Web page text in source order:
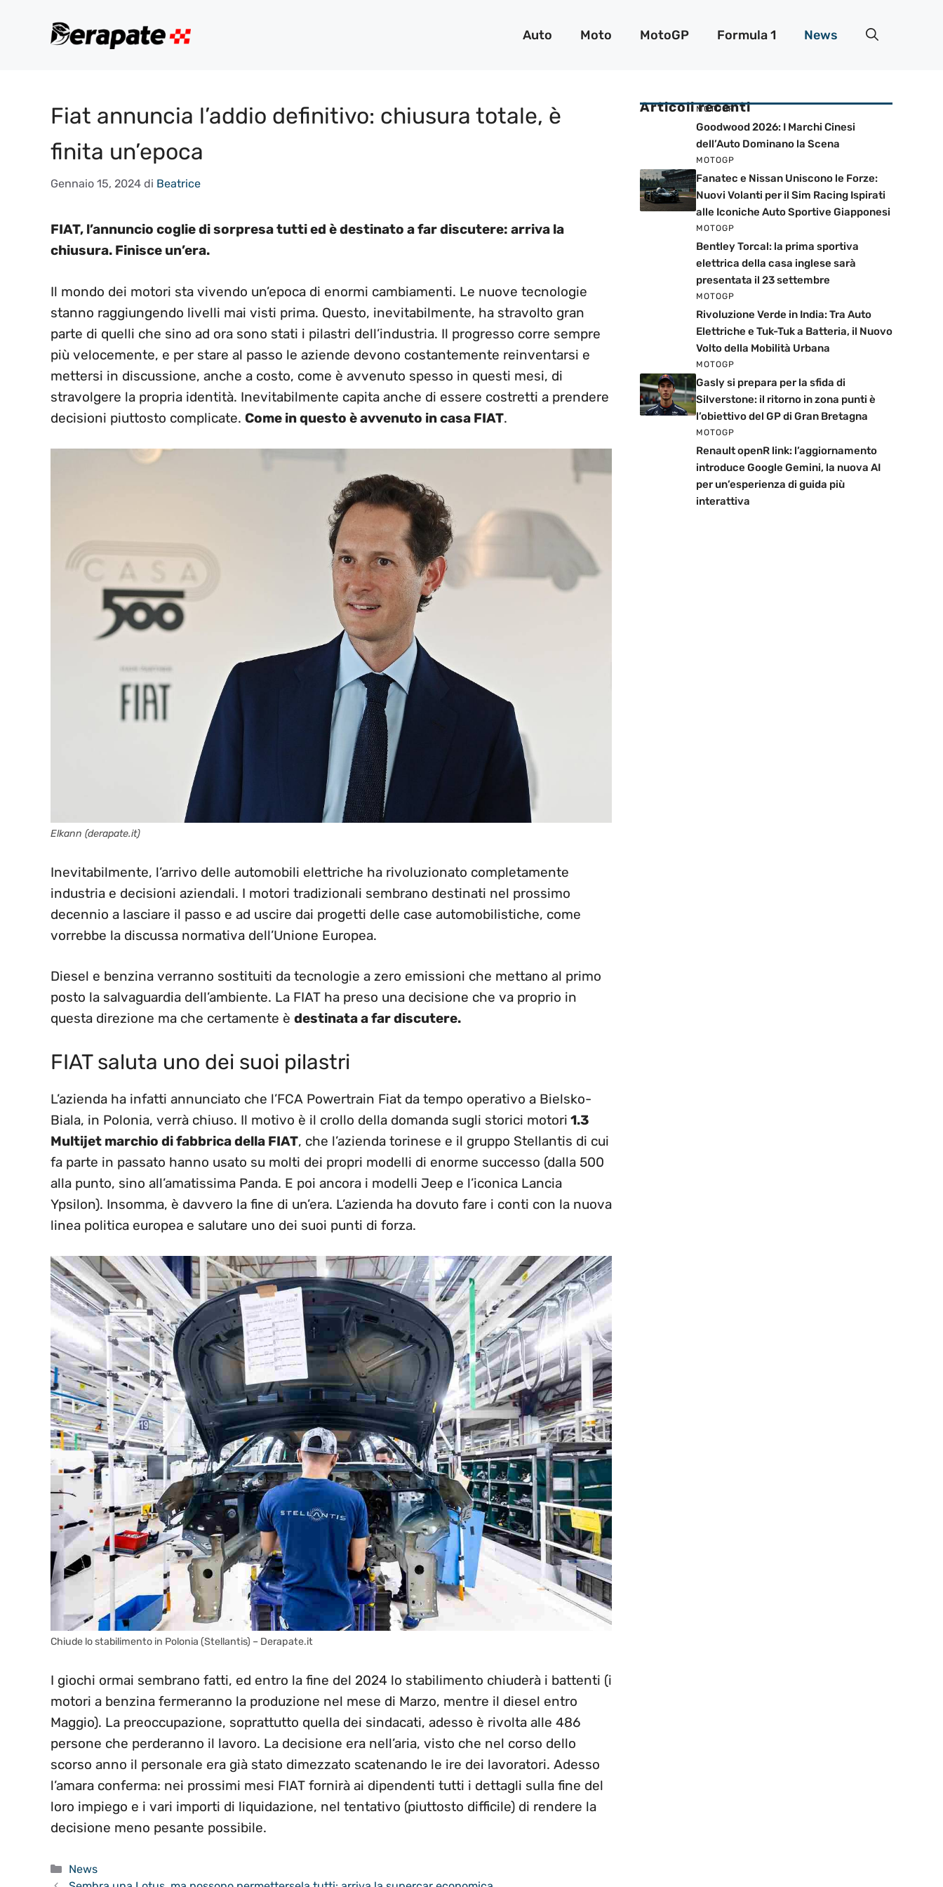
Auto Moto MotoGP Formula 1 News
Fiat annuncia l’addio definitivo: chiusura totale, è
finita un’epoca
Gennaio 15, 2024 di Beatrice
FIAT, l’annuncio coglie di sorpresa tutti ed è destinato a far discutere: arriva la
chiusura. Finisce un’era.
Il mondo dei motori sta vivendo un’epoca di enormi cambiamenti. Le nuove tecnologie
stanno raggiungendo livelli mai visti prima. Questo, inevitabilmente, ha stravolto gran
parte di quelli che sino ad ora sono stati i pilastri dell’industria. Il progresso corre sempre
più velocemente, e per stare al passo le aziende devono costantemente reinventarsi e
mettersi in discussione, anche a costo, come è avvenuto spesso in questi mesi, di
stravolgere la propria identità. Inevitabilmente capita anche di essere costretti a prendere
decisioni piuttosto complicate. Come in questo è avvenuto in casa FIAT.
Elkann (derapate.it)
Inevitabilmente, l’arrivo delle automobili elettriche ha rivoluzionato completamente
industria e decisioni aziendali. I motori tradizionali sembrano destinati nel prossimo
decennio a lasciare il passo e ad uscire dai progetti delle case automobilistiche, come
vorrebbe la discussa normativa dell’Unione Europea.
Diesel e benzina verranno sostituiti da tecnologie a zero emissioni che mettano al primo
posto la salvaguardia dell’ambiente. La FIAT ha preso una decisione che va proprio in
questa direzione ma che certamente è destinata a far discutere.
FIAT saluta uno dei suoi pilastri
L’azienda ha infatti annunciato che l’FCA Powertrain Fiat da tempo operativo a Bielsko-
Biala, in Polonia, verrà chiuso. Il motivo è il crollo della domanda sugli storici motori 1.3
Multijet marchio di fabbrica della FIAT, che l’azienda torinese e il gruppo Stellantis di cui
fa parte in passato hanno usato su molti dei propri modelli di enorme successo (dalla 500
alla punto, sino all’amatissima Panda. E poi ancora i modelli Jeep e l’iconica Lancia
Ypsilon). Insomma, è davvero la fine di un’era. L’azienda ha dovuto fare i conti con la nuova
linea politica europea e salutare uno dei suoi punti di forza.
Chiude lo stabilimento in Polonia (Stellantis) – Derapate.it
I giochi ormai sembrano fatti, ed entro la fine del 2024 lo stabilimento chiuderà i battenti (i
motori a benzina fermeranno la produzione nel mese di Marzo, mentre il diesel entro
Maggio). La preoccupazione, soprattutto quella dei sindacati, adesso è rivolta alle 486
persone che perderanno il lavoro. La decisione era nell’aria, visto che nel corso dello
scorso anno il personale era già stato dimezzato scatenando le ire dei lavoratori. Adesso
l’amara conferma: nei prossimi mesi FIAT fornirà ai dipendenti tutti i dettagli sulla fine del
loro impiego e i vari importi di liquidazione, nel tentativo (piuttosto difficile) di rendere la
decisione meno pesante possibile.
Categorie
News
Articoli recenti
MOTOGP
Goodwood 2026: I Marchi Cinesi
dell’Auto Dominano la Scena
MOTOGP
Fanatec e Nissan Uniscono le Forze:
Nuovi Volanti per il Sim Racing Ispirati
alle Iconiche Auto Sportive Giapponesi
MOTOGP
Bentley Torcal: la prima sportiva
elettrica della casa inglese sarà
presentata il 23 settembre
MOTOGP
Rivoluzione Verde in India: Tra Auto
Elettriche e Tuk-Tuk a Batteria, il Nuovo
Volto della Mobilità Urbana
MOTOGP
Gasly si prepara per la sfida di
Silverstone: il ritorno in zona punti è
l’obiettivo del GP di Gran Bretagna
MOTOGP
Renault openR link: l’aggiornamento
introduce Google Gemini, la nuova AI
per un’esperienza di guida più
interattiva